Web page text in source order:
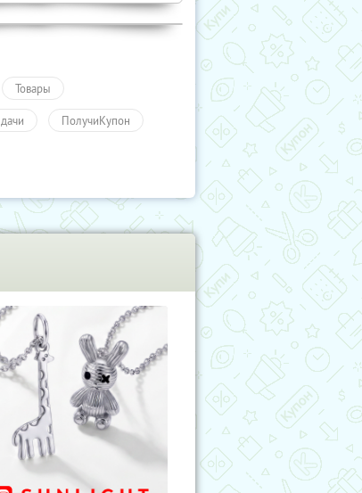
Товары
ПолучиКупон